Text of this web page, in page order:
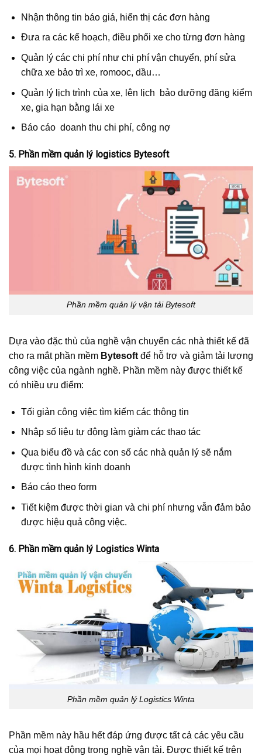
Nhận thông tin báo giá, hiển thị các đơn hàng
Đưa ra các kế hoạch, điều phối xe cho từng đơn hàng
Quản lý các chi phí như chi phí vận chuyển, phí sửa
chữa xe bảo trì xe, romooc, dầu…
Quản lý lịch trình của xe, lên lịch bảo dưỡng đăng kiểm
xe, gia hạn bằng lái xe
Báo cáo doanh thu chi phí, công nợ
5. Phần mềm quản lý logistics Bytesoft
Phần mềm quản lý vận tải Bytesoft
Dựa vào đặc thù của nghề vận chuyển các nhà thiết kế đã
cho ra mắt phần mềm Bytesoft để hỗ trợ và giảm tải lượng
công việc của ngành nghề. Phần mềm này được thiết kế
có nhiều ưu điểm:
Tối giản công việc tìm kiếm các thông tin
Nhập số liệu tự động làm giảm các thao tác
Qua biểu đồ và các con số các nhà quản lý sẽ nắm
được tình hình kinh doanh
Báo cáo theo form
Tiết kiệm được thời gian và chi phí nhưng vẫn đảm bảo
được hiệu quả công việc.
6. Phần mềm quản lý Logistics Winta
Phần mềm quản lý Logistics Winta
Phần mềm này hầu hết đáp ứng được tất cả các yêu cầu
của mọi hoạt động trong nghề vận tải. Được thiết kế trên